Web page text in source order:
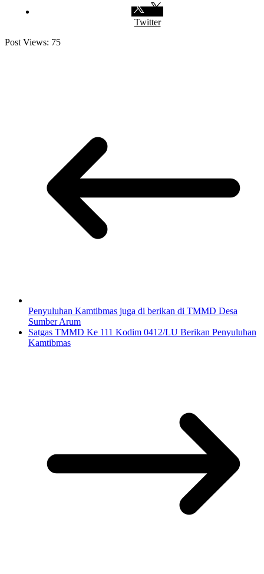
Twitter
Post Views: 75
Penyuluhan Kamtibmas juga di berikan di TMMD Desa
Sumber Arum
Satgas TMMD Ke 111 Kodim 0412/LU Berikan Penyuluhan
Kamtibmas